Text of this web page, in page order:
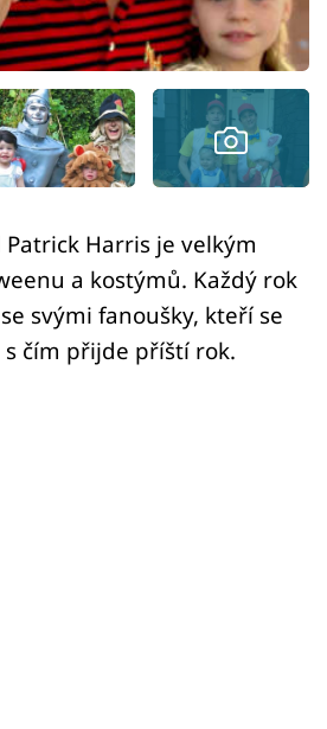
Harris je velkým
a kostýmů. Každý rok
svými fanoušky, kteří se
čím přijde příští rok.